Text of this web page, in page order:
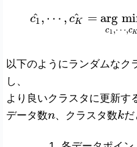
c1
^ , ⋯ , cK
^ = arg
c1 ,⋯,cK
以下のようにランダムなク
し、
より良いクラスタに更新す
データ数n、クラスタ数kだ